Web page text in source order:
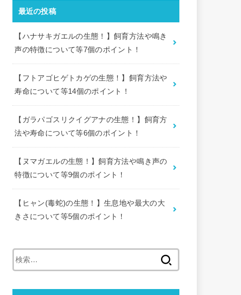
最近の投稿
【ハナサキガエルの生態！】飼育方法や鳴き
声の特徴について等7個のポイント！
【フトアゴヒゲトカゲの生態！】飼育方法や
寿命について等14個のポイント！
【ガラパゴスリクイグアナの生態！】飼育方
法や寿命について等6個のポイント！
【ヌマガエルの生態！】飼育方法や鳴き声の
特徴について等9個のポイント！
【ヒャン(毒蛇)の生態！】生息地や最大の大
きさについて等5個のポイント！
索: